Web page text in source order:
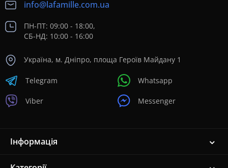
info@lafamille.com.ua
ПН-ПТ: 09:00 - 18:00,
СБ-НД: 10:00 - 16:00
Україна, м. Дніпро, площа Героїв Майдану 1
Telegram
Viber
Whatsapp
Messenger
Інформація